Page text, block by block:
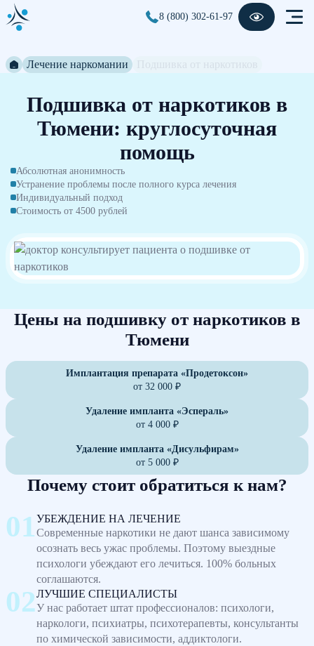
8 (800) 302-61-97
Лечение наркомании
Подшивка от наркотиков в
Тюмени: круглосуточная
помощь
Абсолютная анонимность
Устранение проблемы после полного курса лечения
Индивидуальный подход
Стоимость от 4500 рублей
Цены на подшивку от наркотиков в
Тюмени
Имплантация препарата «Продетоксон»
от 32 000 ₽
Удаление импланта «Эспераль»
от 4 000 ₽
Удаление импланта «Дисульфирам»
от 5 000 ₽
Почему стоит обратиться к нам?
УБЕЖДЕНИЕ НА ЛЕЧЕНИЕ
Современные наркотики не дают шанса зависимому
осознать весь ужас проблемы. Поэтому выездные
психологи убеждают его лечиться. 100% больных
соглашаются.
ЛУЧШИЕ СПЕЦИАЛИСТЫ
У нас работает штат профессионалов: психологи,
наркологи, психиатры, психотерапевты, консультанты
по химической зависимости, аддиктологи.